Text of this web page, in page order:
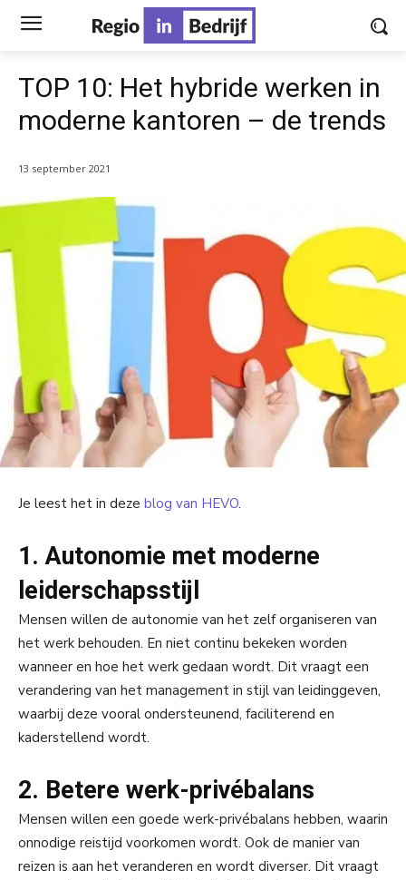
TOP 10: Het hybride werken in
moderne kantoren – de trends
13 september 2021
Je leest het in deze blog van HEVO.
1. Autonomie met moderne
leiderschapsstijl
Mensen willen de autonomie van het zelf organiseren van
het werk behouden. En niet continu bekeken worden
wanneer en hoe het werk gedaan wordt. Dit vraagt een
verandering van het management in stijl van leidinggeven,
waarbij deze vooral ondersteunend, faciliterend en
kaderstellend wordt.
2. Betere werk-privébalans
Mensen willen een goede werk-privébalans hebben, waarin
onnodige reistijd voorkomen wordt. Ook de manier van
reizen is aan het veranderen en wordt diverser. Dit vraagt